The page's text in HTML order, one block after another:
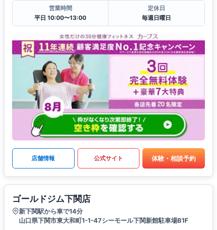
営業時間
平日 10:00〜13:00
定休日
毎週日曜日
店舗情報 公式サイト 体験・相談予約
ゴールドジム下関店
新下関駅から車で14分
山口県下関市東大和町1-1-47シーモール下関新館駐車場B1F